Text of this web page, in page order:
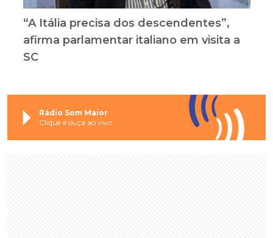
“A Itália precisa dos descendentes”,
afirma parlamentar italiano em visita a
SC
Rádio Som Maior
Clique e ouça ao vivo